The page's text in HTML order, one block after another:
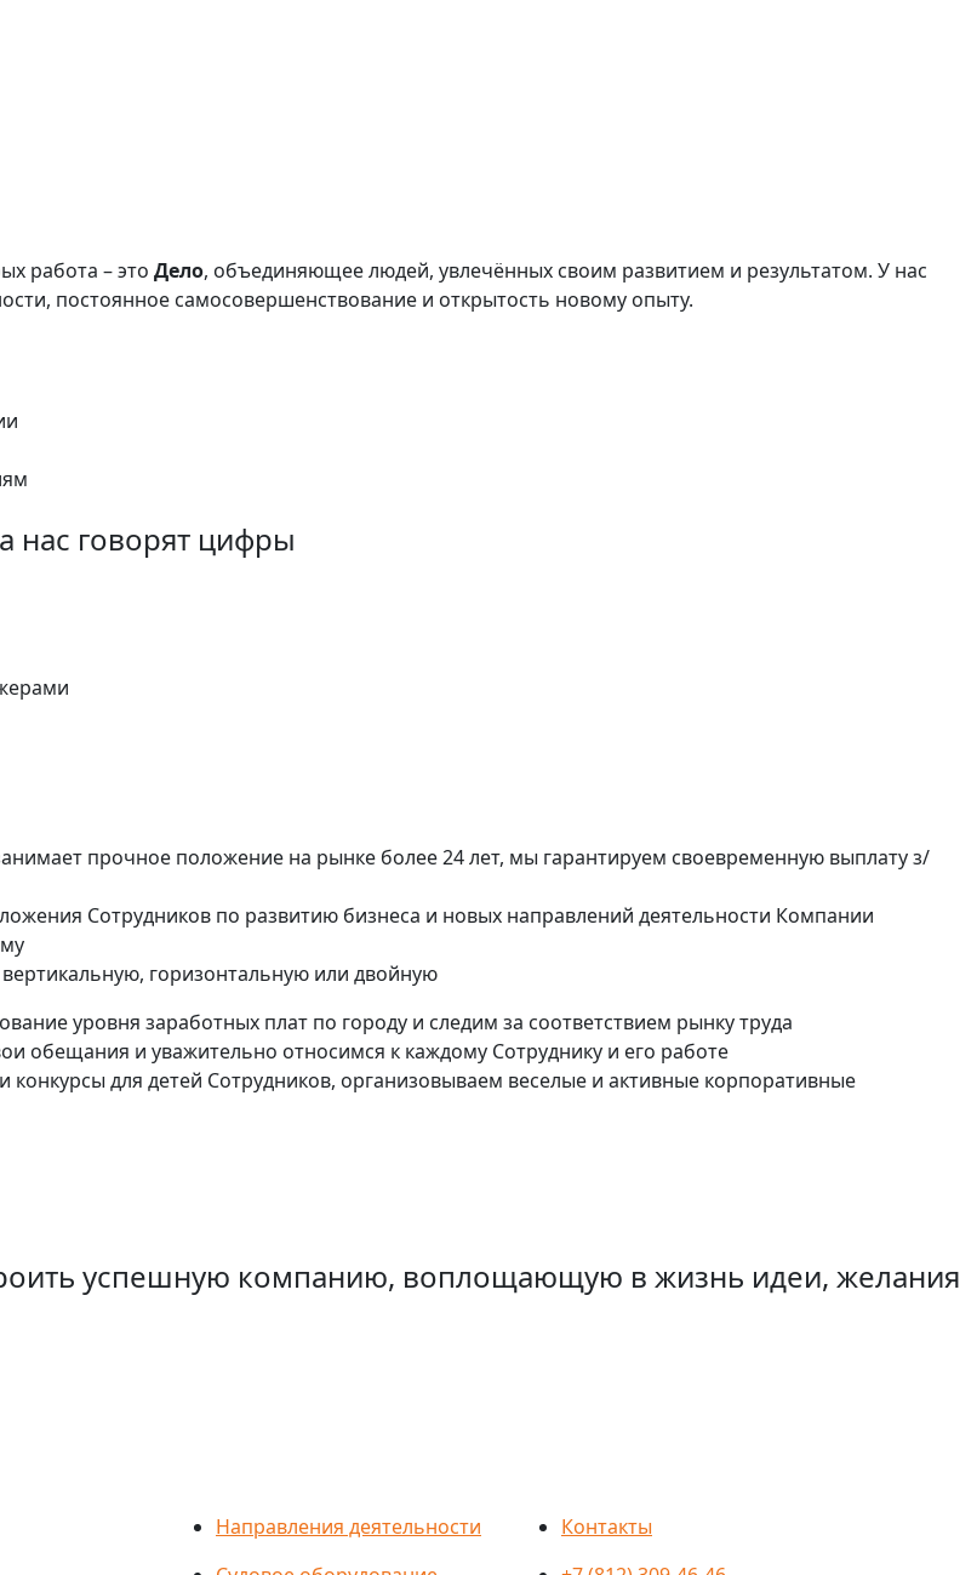
работа – это Дело, объединяющее людей, увлечённых своим развитием и результатом. У нас
постоянное самосовершенствование и открытость новому опыту.
нас говорят цифры
прочное положение на рынке более 24 лет, мы гарантируем своевременную выплату з/
Сотрудников по развитию бизнеса и новых направлений деятельности Компании
горизонтальную или двойную
уровня заработных плат по городу и следим за соответствием рынку труда
обещания и уважительно относимся к каждому Сотруднику и его работе
для детей Сотрудников, организовываем веселые и активные корпоративные
успешную компанию, воплощающую в жизнь идеи, желания
Направления деятельности
Контакты